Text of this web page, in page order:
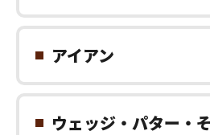
アイアン
ウェッジ・パター・